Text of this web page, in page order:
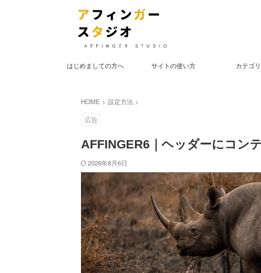
はじめましての方へ サイトの使い方 カテゴ
HOME > 設定方法 >
広告
AFFINGER6｜ヘッダーにコン
2026年8月6日